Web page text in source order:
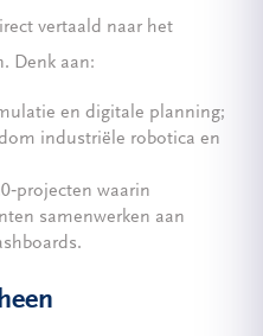
vertaald naar het
Denk aan:
en digitale planning;
industriële robotica en
waarin
samenwerken aan